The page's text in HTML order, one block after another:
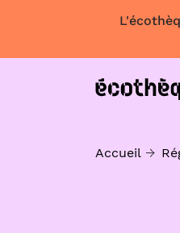
Accueil